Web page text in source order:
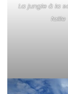
La jungle à la
faille